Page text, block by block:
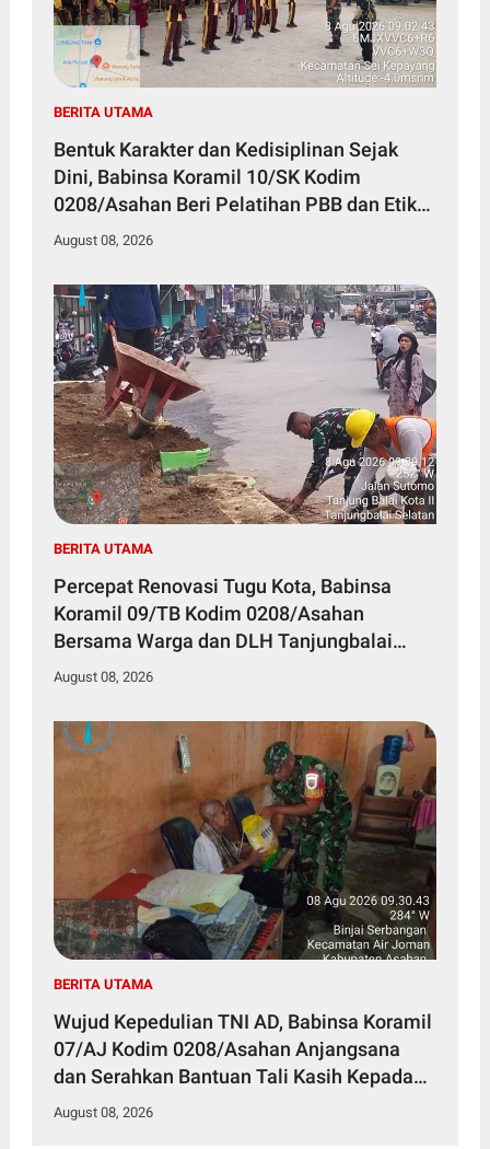
BERITA UTAMA
Bentuk Karakter dan Kedisiplinan Sejak
Dini, Babinsa Koramil 10/SK Kodim
0208/Asahan Beri Pelatihan PBB dan Etika
Bagi Siswa MIN 7 Pertahanan
August 08, 2026
BERITA UTAMA
Percepat Renovasi Tugu Kota, Babinsa
Koramil 09/TB Kodim 0208/Asahan
Bersama Warga dan DLH Tanjungbalai
Gelar Gotong Royong
August 08, 2026
BERITA UTAMA
Wujud Kepedulian TNI AD, Babinsa Koramil
07/AJ Kodim 0208/Asahan Anjangsana
dan Serahkan Bantuan Tali Kasih Kepada
Lansia Usia 97 Tahun
August 08, 2026